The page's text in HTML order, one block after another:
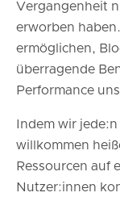
Vergangenheit
erworben
ermöglichen,
überragende
Performance
Indem wir
willkommen
Ressourcen auf
Nutzer:innen